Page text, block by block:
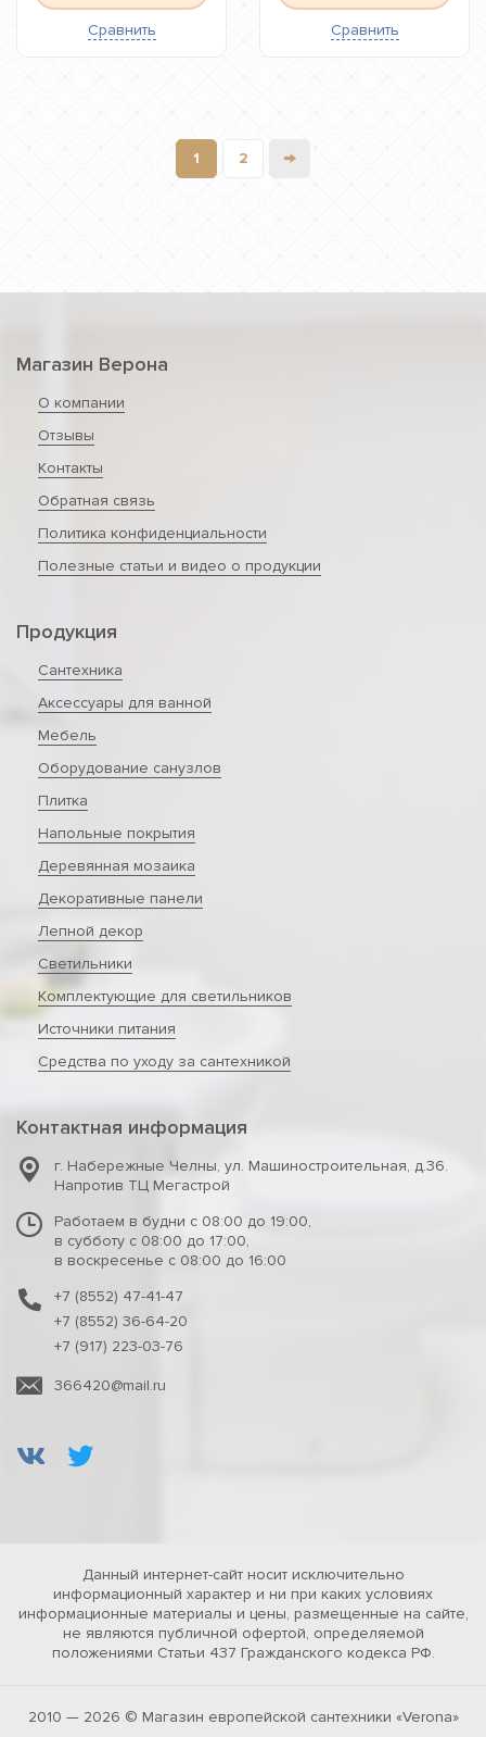
Сравнить Сравнить
1 2 →
Магазин Верона
О компании
Отзывы
Контакты
Обратная связь
Политика конфиденциальности
Полезные статьи и видео о продукции
Продукция
Сантехника
Аксессуары для ванной
Мебель
Оборудование санузлов
Плитка
Напольные покрытия
Деревянная мозаика
Декоративные панели
Лепной декор
Светильники
Комплектующие для светильников
Источники питания
Средства по уходу за сантехникой
Контактная информация
г. Набережные Челны, ул. Машиностроительная, д.36.
Напротив ТЦ Мегастрой
Работаем в будни с 08:00 до 19:00,
в субботу с 08:00 до 17:00,
в воскресенье с 08:00 до 16:00
+7 (8552) 47-41-47
+7 (8552) 36-64-20
+7 (917) 223-03-76
366420@mail.ru
Данный интернет-сайт носит исключительно
информационный характер и ни при каких условиях
информационные материалы и цены, размещенные на сайте,
не являются публичной офертой, определяемой
положениями Статьи 437 Гражданского кодекса РФ.
2010 — 2026 © Магазин европейской сантехники «Verona»